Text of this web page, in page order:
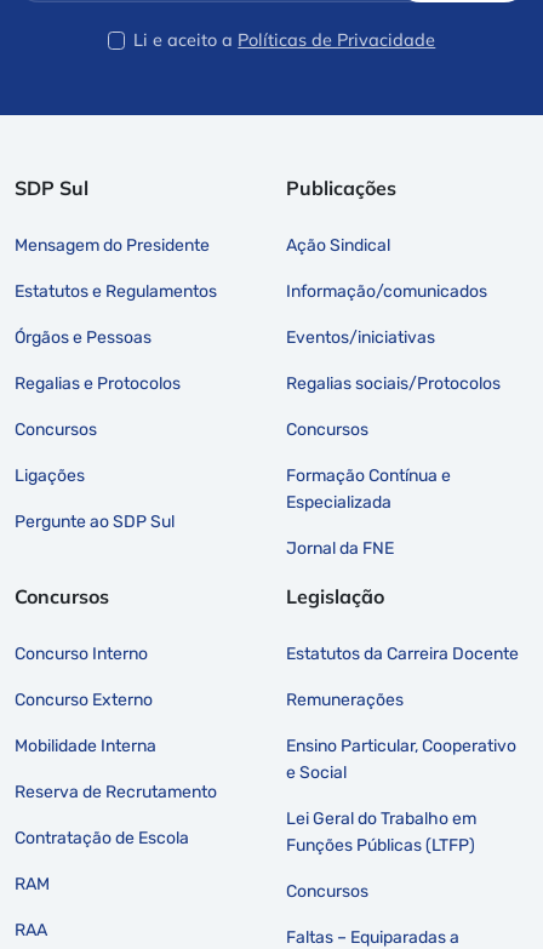
Li e aceito a Políticas de Privacidade
SDP Sul
Mensagem do Presidente
Estatutos e Regulamentos
Órgãos e Pessoas
Regalias e Protocolos
Concursos
Ligações
Pergunte ao SDP Sul
Publicações
Ação Sindical
Informação/comunicados
Eventos/iniciativas
Regalias sociais/Protocolos
Concursos
Formação Contínua e
Especializada
Jornal da FNE
Concursos
Concurso Interno
Concurso Externo
Mobilidade Interna
Reserva de Recrutamento
Contratação de Escola
RAM
RAA
Legislação
Estatutos da Carreira Docente
Remunerações
Ensino Particular, Cooperativo
e Social
Lei Geral do Trabalho em
Funções Públicas (LTFP)
Concursos
Faltas – Equiparadas a